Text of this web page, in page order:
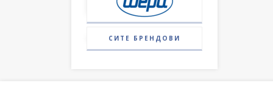
СИТЕ БРЕНДОВИ